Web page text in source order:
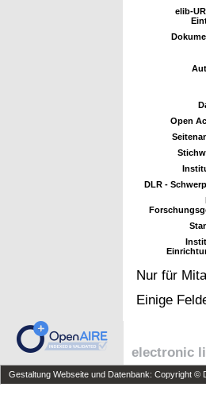
elib-
Open
DLR -
Nur für
Einige
electronic
Gestaltung Webseite und Datenbank: Copyright ©